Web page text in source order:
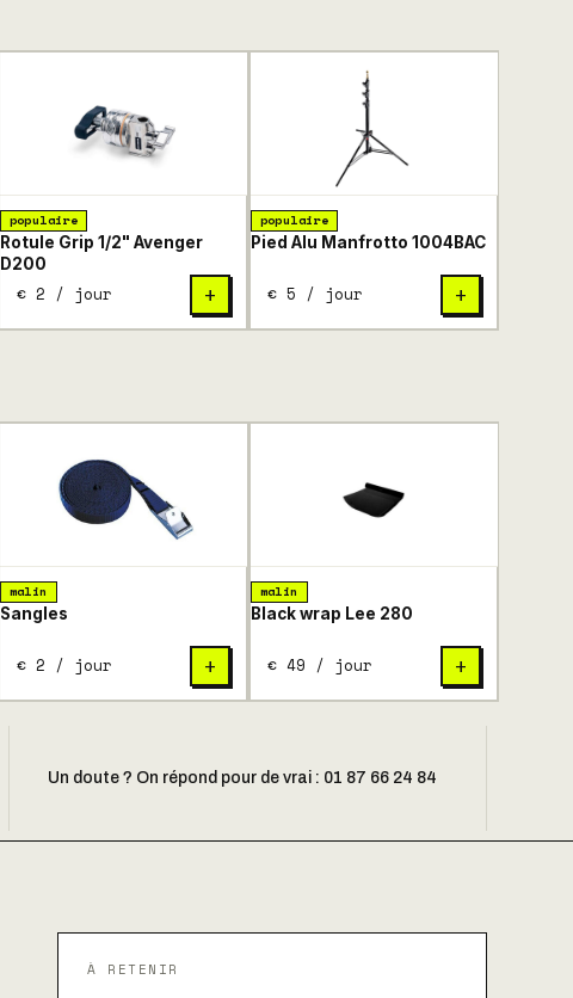
populaire
Rotule Grip 1/2" Avenger
D200
€ 2 / jour +
populaire
Pied Alu Manfrotto 1004BAC
€ 5 / jour +
malin
Sangles
€ 2 / jour +
malin
Black wrap Lee 280
€ 49 / jour +
Un doute ? On répond pour de vrai : 01 87 66 24 84
À RETENIR